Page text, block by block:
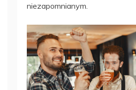
niezapomnianym.